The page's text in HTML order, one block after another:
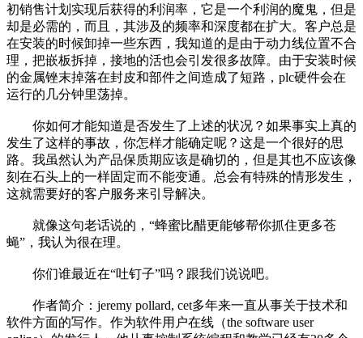
初销售计划实现后获得的利润率，它是一个利润的魔鬼，但是
却是必需的，而且，其涉及的频率和深度都在扩大。客户总是
在安装的时候卸掉一些东西，我知道的是由于动力线位置不合
理，把嵌板拆掉，接地的活也会引发很多故障。由于安装时候
的金属锉末掉落在封皮和部件之间造成了短路，plc硬件会在
运行的几分钟里荡掉。
你如何才能知道是否发生了上述的状况？如果事实上真的
发生了这样的事故，你怎样才能确定呢？这是一个很好的思
路。我虽然认为产品保质期应该是确切的，但是其也不应该像
刻在石头上的一样固定而不能变通。总会有特殊的情形发生，
这就需要好的客户服务来引导解决。
就像这句老话说的，“蜂蜜比醋更能够帮你抓住更多苍
蝇”，我认为很在理。
你们谁最近在“吐钉子”吗？跟我们说说吧。
作者简介：jeremy pollard, cet多年来一直从事关于技术和
软件方面的写作。作为软件用户在线（the software user